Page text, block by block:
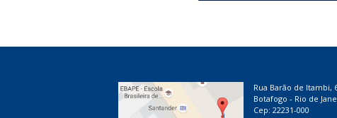
Rua Barão de Itambi,
Botafogo - Rio de
Cep: 22231-000